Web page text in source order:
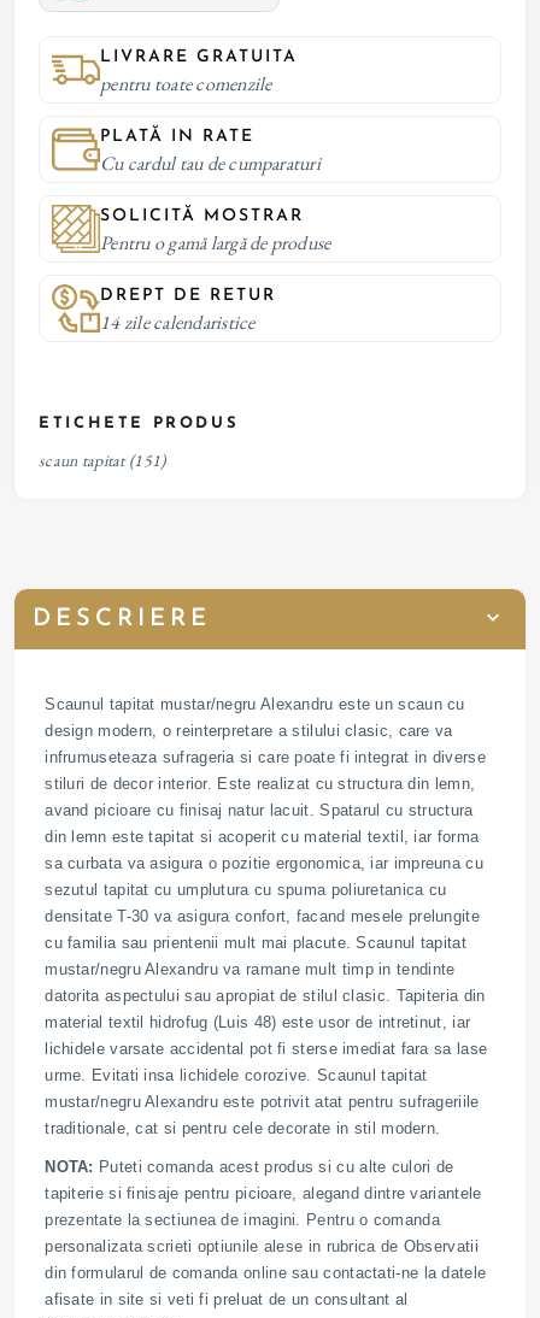
LIVRARE GRATUITA
pentru toate comenzile
PLATĂ IN RATE
Cu cardul tau de cumparaturi
SOLICITĂ MOSTRAR
Pentru o gamă largă de produse
DREPT DE RETUR
14 zile calendaristice
ETICHETE PRODUS
scaun tapitat (151)
DESCRIERE
Scaunul tapitat mustar/negru Alexandru este un scaun cu
design modern, o reinterpretare a stilului clasic, care va
infrumuseteaza sufrageria si care poate fi integrat in diverse
stiluri de decor interior. Este realizat cu structura din lemn,
avand picioare cu finisaj natur lacuit. Spatarul cu structura
din lemn este tapitat si acoperit cu material textil, iar forma
sa curbata va asigura o pozitie ergonomica, iar impreuna cu
sezutul tapitat cu umplutura cu spuma poliuretanica cu
densitate T-30 va asigura confort, facand mesele prelungite
cu familia sau prientenii mult mai placute. Scaunul tapitat
mustar/negru Alexandru va ramane mult timp in tendinte
datorita aspectului sau apropiat de stilul clasic. Tapiteria din
material textil hidrofug (Luis 48) este usor de intretinut, iar
lichidele varsate accidental pot fi sterse imediat fara sa lase
urme. Evitati insa lichidele corozive. Scaunul tapitat
mustar/negru Alexandru este potrivit atat pentru sufrageriile
traditionale, cat si pentru cele decorate in stil modern.
NOTA: Puteti comanda acest produs si cu alte culori de
tapiterie si finisaje pentru picioare, alegand dintre variantele
prezentate la sectiunea de imagini. Pentru o comanda
personalizata scrieti optiunile alese in rubrica de Observatii
din formularul de comanda online sau contactati-ne la datele
afisate in site si veti fi preluat de un consultant al